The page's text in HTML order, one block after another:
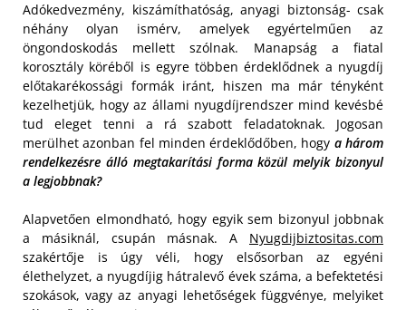
Adókedvezmény, kiszámíthatóság, anyagi biztonság- csak
néhány olyan ismérv, amelyek egyértelműen az
öngondoskodás mellett szólnak. Manapság a fiatal
korosztály köréből is egyre többen érdeklődnek a nyugdíj
előtakarékossági formák iránt, hiszen ma már tényként
kezelhetjük, hogy az állami nyugdíjrendszer mind kevésbé
tud eleget tenni a rá szabott feladatoknak. Jogosan
merülhet azonban fel minden érdeklődőben, hogy a három
rendelkezésre álló megtakarítási forma közül melyik bizonyul
a legjobbnak?
Alapvetően elmondható, hogy egyik sem bizonyul jobbnak
a másiknál, csupán másnak. A Nyugdijbiztositas.com
szakértője is úgy véli, hogy elsősorban az egyéni
élethelyzet, a nyugdíjig hátralevő évek száma, a befektetési
szokások, vagy az anyagi lehetőségek függvénye, melyiket